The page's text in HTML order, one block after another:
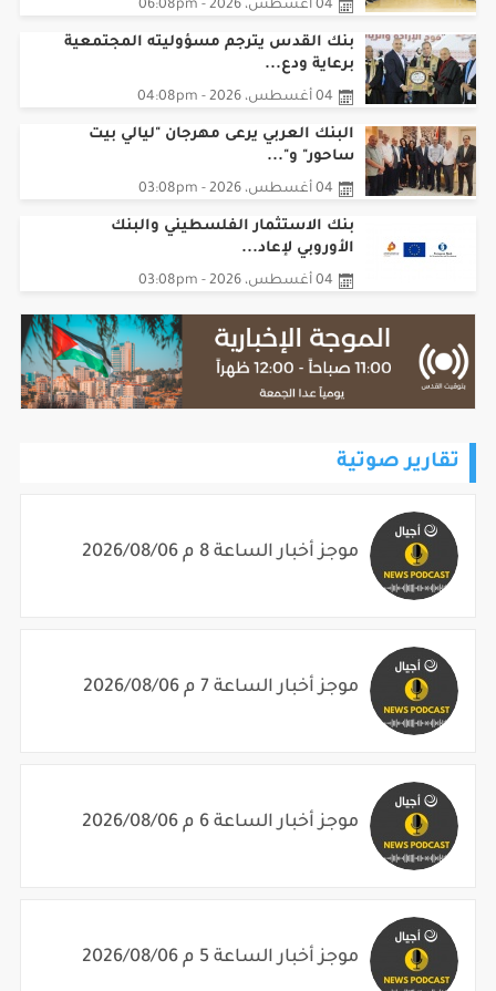
04 أغسطس، 2026 - 06:08pm
بنك القدس يترجم مسؤوليته المجتمعية
برعاية ودع...
04 أغسطس، 2026 - 04:08pm
البنك العربي يرعى مهرجان "ليالي بيت
ساحور" و"...
04 أغسطس، 2026 - 03:08pm
بنك الاستثمار الفلسطيني والبنك
الأوروبي لإعاد...
04 أغسطس، 2026 - 03:08pm
تقارير صوتية
موجز أخبار الساعة 8 م 2026/08/06
موجز أخبار الساعة 7 م 2026/08/06
موجز أخبار الساعة 6 م 2026/08/06
موجز أخبار الساعة 5 م 2026/08/06